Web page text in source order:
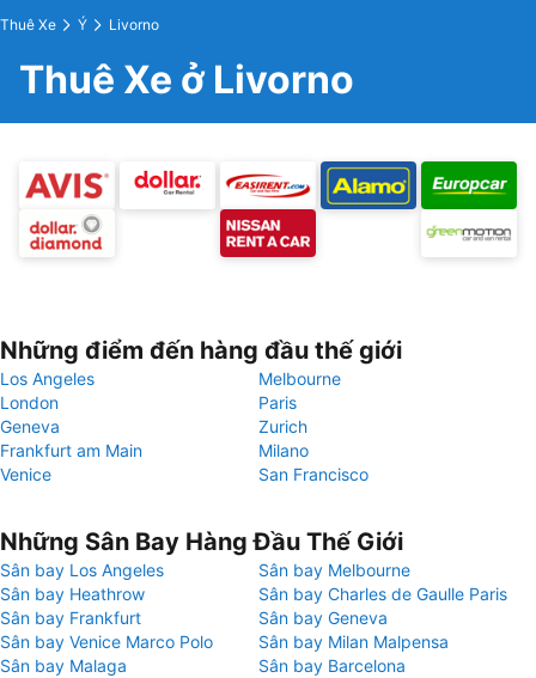
Thuê Xe Ý Livorno
Thuê Xe ở Livorno
Những điểm đến hàng đầu thế giới
Los Angeles
Melbourne
London
Paris
Geneva
Zurich
Frankfurt am Main
Milano
Venice
San Francisco
Những Sân Bay Hàng Đầu Thế Giới
Sân bay Los Angeles
Sân bay Melbourne
Sân bay Heathrow
Sân bay Charles de Gaulle Paris
Sân bay Frankfurt
Sân bay Geneva
Sân bay Venice Marco Polo
Sân bay Milan Malpensa
Sân bay Malaga
Sân bay Barcelona